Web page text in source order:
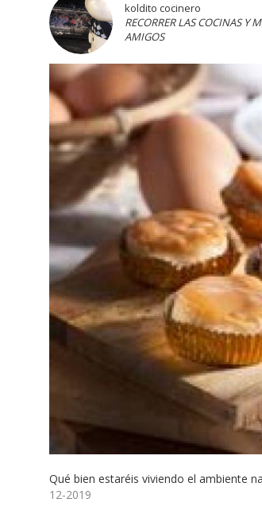
koldito cocinero
RECORRER LAS COCINAS Y
AMIGOS
Qué bien estaréis viviendo el ambiente
12-2019